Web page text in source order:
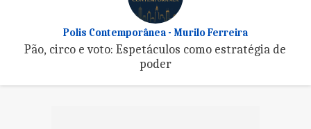
Polis Contemporânea - Murilo Ferreira
Pão, circo e voto: Espetáculos como estratégia de
poder